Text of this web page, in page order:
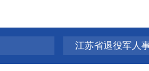
江苏省退役军人